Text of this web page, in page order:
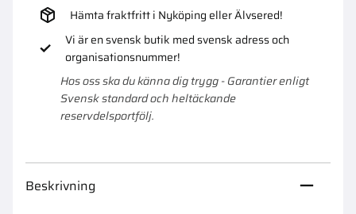
Hämta fraktfritt i Nyköping eller Älvsered!
Vi är en svensk butik med svensk adress och
organisationsnummer!
Hos oss ska du känna dig trygg - Garantier enligt
Svensk standard och heltäckande
reservdelsportfölj.
Beskrivning